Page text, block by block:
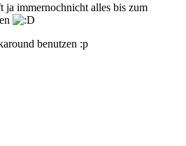
ja immernochnicht alles bis zum
benutzen :p